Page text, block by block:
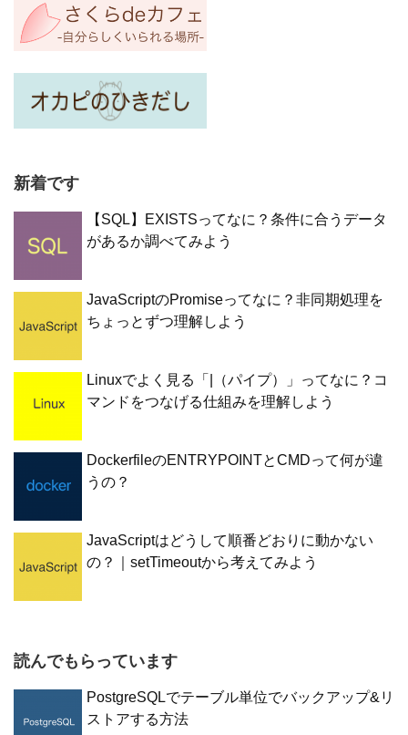
新着です
【SQL】EXISTSってなに？条件に合うデータ
があるか調べてみよう
JavaScriptのPromiseってなに？非同期処理を
ちょっとずつ理解しよう
Linuxでよく見る「|（パイプ）」ってなに？コ
マンドをつなげる仕組みを理解しよう
DockerfileのENTRYPOINTとCMDって何が違
うの？
JavaScriptはどうして順番どおりに動かない
の？｜setTimeoutから考えてみよう
読んでもらっています
PostgreSQLでテーブル単位でバックアップ&リ
ストアする方法